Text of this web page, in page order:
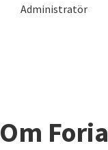
Administratör
Om Foria